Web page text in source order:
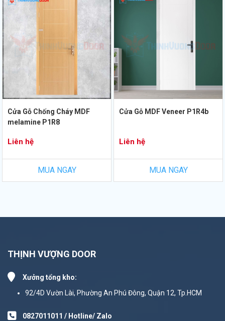
Cửa Gỗ Chống Cháy MDF
melamine P1R8
Liên hệ
MUA NGAY
Cửa Gỗ MDF Veneer P1R4b
Liên hệ
MUA NGAY
THỊNH VƯỢNG DOOR
Xưởng tổng kho:
92/4D Vườn Lài, Phường An Phú Đông, Quận 12, Tp.HCM
0827011011 / Hotline/ Zalo